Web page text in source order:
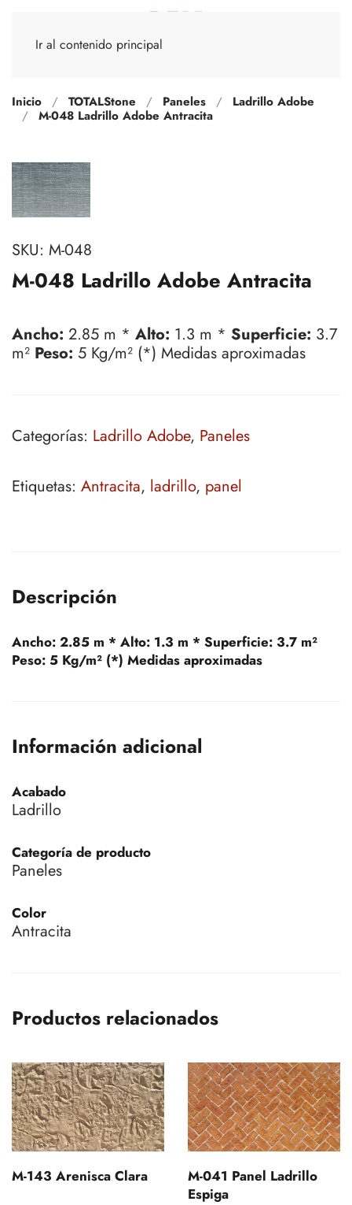
Ir al contenido principal
Inicio TOTALStone Paneles
Ladrillo Adobe
M-048 Ladrillo Adobe Antracita
SKU: M-048
M-048 Ladrillo Adobe Antracita
Ancho: 2.85 m * Alto: 1.3 m * Superficie: 3.7
m² Peso: 5 Kg/m² (*) Medidas aproximadas
Categorías: Ladrillo Adobe, Paneles
Etiquetas: Antracita, ladrillo, panel
Descripción
Ancho: 2.85 m * Alto: 1.3 m * Superficie: 3.7 m²
Peso: 5 Kg/m² (*) Medidas aproximadas
Información adicional
Acabado
Ladrillo
Categoría de producto
Paneles
Color
Antracita
Productos relacionados
M-143 Arenisca Clara
M-041 Panel Ladrillo
Espiga